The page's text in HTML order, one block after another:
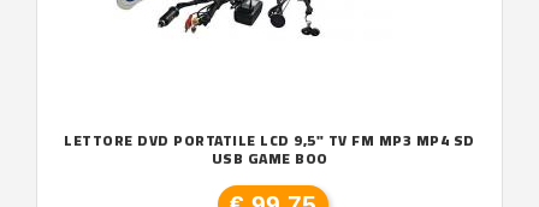
LETTORE DVD PORTATILE LCD 9,5" TV FM MP3 MP4 SD
USB GAME BOO